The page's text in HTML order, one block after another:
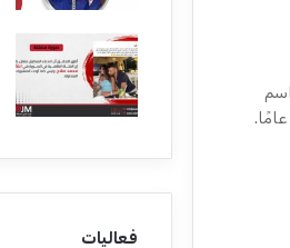
الشُهرة (الاسم الصحفي): خالد ممدوح. السن: 50 عامًا.
فعاليات